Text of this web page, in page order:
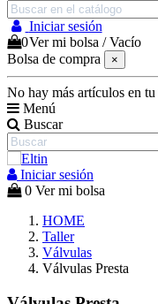
Iniciar sesión
0Ver mi bolsa /Vacío
Bolsa de compra
×
No hay más artículos en tu
Menú
Buscar
Iniciar sesión
0 Ver mi bolsa
HOME
Taller
Válvulas
Válvulas Presta